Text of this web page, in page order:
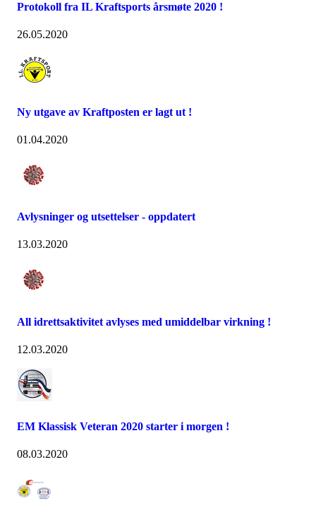
Protokoll fra IL Kraftsports årsmøte 2020 !
26.05.2020
Ny utgave av Kraftposten er lagt ut !
01.04.2020
Avlysninger og utsettelser - oppdatert
13.03.2020
All idrettsaktivitet avlyses med umiddelbar virkning !
12.03.2020
EM Klassisk Veteran 2020 starter i morgen !
08.03.2020